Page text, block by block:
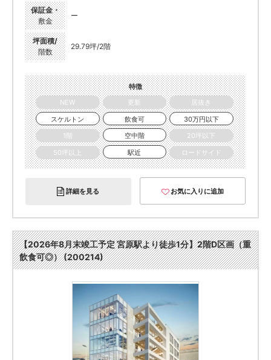
保証金・
敷金
ー
坪面積/
階数
29.79坪/2階
特徴
NEW
更新
居抜き
スケルトン
飲食可
30万円以下
1階
空中階
20坪以下
50坪以上
駅近 ロードサイド
詳細を見る お気に入りに追加
【2026年8月末竣工予定 宮原駅より徒歩1分】2階D区画（重
飲食可◎） (200214)